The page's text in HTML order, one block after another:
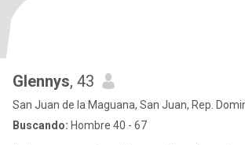
Glennys, 43
San Juan de la Maguana, San Juan, Rep.
Buscando: Hombre 40 - 67